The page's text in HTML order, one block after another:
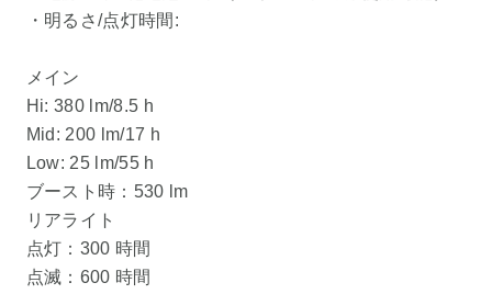
・明るさ/点灯時間:
メイン
Hi: 380 lm/8.5 h
Mid: 200 lm/17 h
Low: 25 lm/55 h
ブースト時：530 lm
リアライト
点灯：300 時間
点滅：600 時間